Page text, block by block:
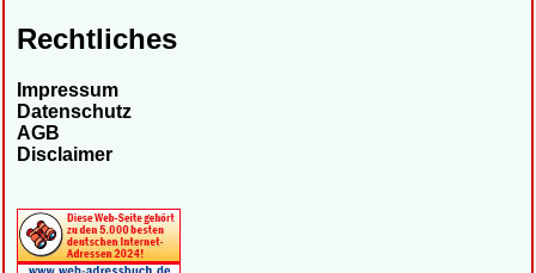
Rechtliches
Impressum
Datenschutz
AGB
Disclaimer